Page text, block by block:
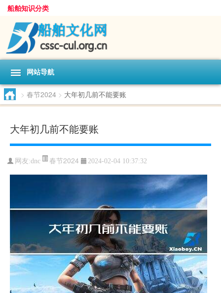
船舶知识分类
网站导航
> 春节2024 > 大年初几前不能要账
大年初几前不能要账
网友:dnc 春节2024 2024-02-04 10:37:32